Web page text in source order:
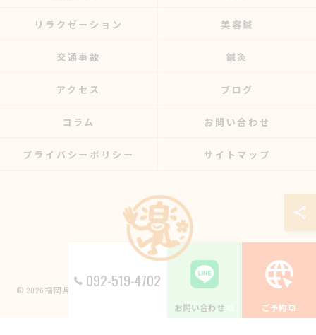
092-519-4702
お問い合わせ ご予約
リラクゼーション 美容鍼
交通事故 鍼灸
アクセス ブログ
コラム お問い合わせ
プライバシーポリシー サイトマップ
© 2026 福岡県博多区の整骨院なら楽する鍼灸・整骨院 南福岡院 ALL RIGHTS
RESERVED.